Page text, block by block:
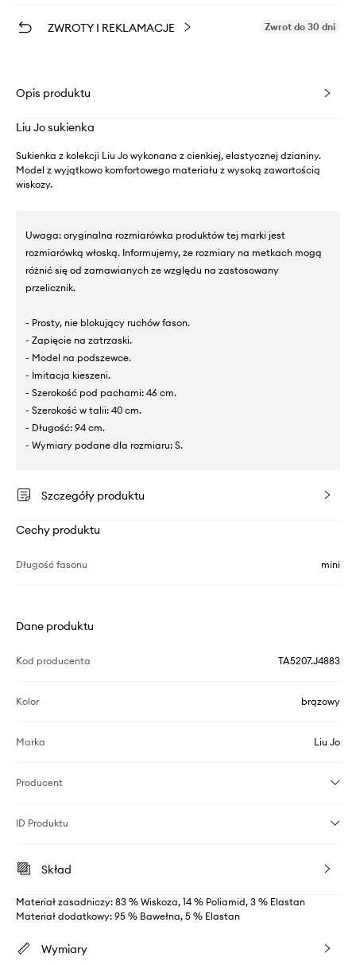
ZWROTY I REKLAMACJE Zwrot do 30 dni
Opis produktu
Liu Jo sukienka
Sukienka z kolekcji Liu Jo wykonana z cienkiej, elastycznej dzianiny.
Model z wyjątkowo komfortowego materiału z wysoką zawartością
wiskozy.
Uwaga: oryginalna rozmiarówka produktów tej marki jest
rozmiarówką włoską. Informujemy, że rozmiary na metkach mogą
różnić się od zamawianych ze względu na zastosowany
przelicznik.
- Prosty, nie blokujący ruchów fason.
- Zapięcie na zatrzaski.
- Model na podszewce.
- Imitacja kieszeni.
- Szerokość pod pachami: 46 cm.
- Szerokość w talii: 40 cm.
- Długość: 94 cm.
- Wymiary podane dla rozmiaru: S.
Szczegóły produktu
Cechy produktu
Długość fasonu mini
Dane produktu
Kod producenta TA5207.J4883
Kolor brązowy
Marka Liu Jo
Producent
ID Produktu
Skład
Materiał zasadniczy: 83 % Wiskoza, 14 % Poliamid, 3 % Elastan
Materiał dodatkowy: 95 % Bawełna, 5 % Elastan
Wymiary